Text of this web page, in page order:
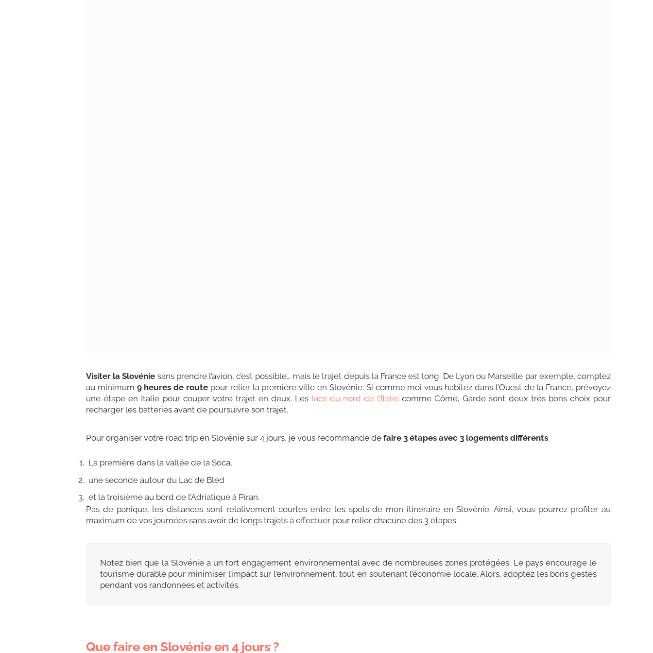
Visiter la Slovénie sans prendre l’avion, c’est possible… mais le trajet depuis la France est long. De Lyon ou Marseille par exemple, comptez
au minimum 9 heures de route pour relier la première ville en Slovénie. Si comme moi vous habitez dans l’Ouest de la France, prévoyez
une étape en Italie pour couper votre trajet en deux. Les lacs du nord de l’Italiecomme Côme, Garde sont deux très bons choix pour
recharger les batteries avant de poursuivre son trajet.
Pour organiser votre road trip en Slovénie sur 4 jours, je vous recommande de faire 3 étapes avec 3 logements différents.
La première dans la vallée de la Soca,
une seconde autour du Lac de Bled
et la troisième au bord de l’Adriatique à Piran.
Pas de panique, les distances sont relativement courtes entre les spots de mon itinéraire en Slovénie. Ainsi, vous pourrez profiter au
maximum de vos journées sans avoir de longs trajets à effectuer pour relier chacune des 3 étapes.
Notez bien que la Slovénie a un fort engagement environnemental avec de nombreuses zones protégées. Le pays encourage le
tourisme durable pour minimiser l’impact sur l’environnement, tout en soutenant l’économie locale. Alors, adoptez les bons gestes
pendant vos randonnées et activités.
Que faire en Slovénie en 4 jours ?